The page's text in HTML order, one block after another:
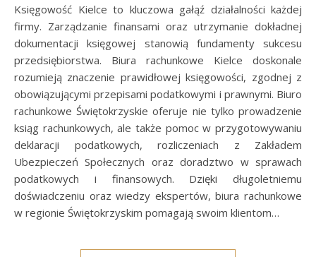
Księgowość Kielce to kluczowa gałąź działalności każdej
firmy. Zarządzanie finansami oraz utrzymanie dokładnej
dokumentacji księgowej stanowią fundamenty sukcesu
przedsiębiorstwa. Biura rachunkowe Kielce doskonale
rozumieją znaczenie prawidłowej księgowości, zgodnej z
obowiązującymi przepisami podatkowymi i prawnymi. Biuro
rachunkowe Świętokrzyskie oferuje nie tylko prowadzenie
ksiąg rachunkowych, ale także pomoc w przygotowywaniu
deklaracji podatkowych, rozliczeniach z Zakładem
Ubezpieczeń Społecznych oraz doradztwo w sprawach
podatkowych i finansowych. Dzięki długoletniemu
doświadczeniu oraz wiedzy ekspertów, biura rachunkowe
w regionie Świętokrzyskim pomagają swoim klientom…